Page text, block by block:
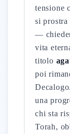
tensione
si
—
vita
titolo
poi
una
chi sta
Torah,